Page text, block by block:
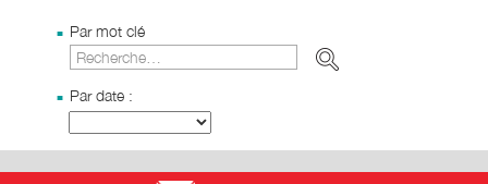
Par mot clé
Par date :